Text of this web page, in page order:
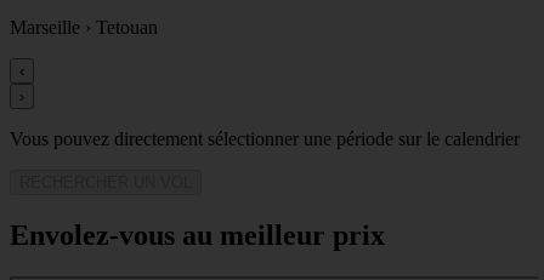
Marseille › Tetouan
‹
›
Vous pouvez directement sélectionner une période sur le calendrier
Envolez-vous au meilleur prix